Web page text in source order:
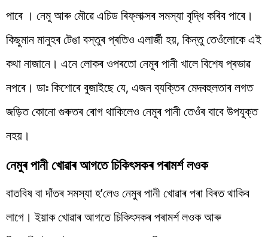
পাৰে । নেমু আৰু মৌৱে এচিড ৰিফ্লাক্সৰ সমস্যা বৃদ্ধি কৰিব পাৰে।
কিছুমান মানুহৰ টেঙা বস্তুৰ প্ৰতিও এলাৰ্জী হয়, কিন্তু তেওঁলোকে এই
কথা নাজানে। এনে লোকৰ ওপৰতো নেমুৰ পানী খালে বিশেষ প্ৰভাৱ
নপৰে। ডাঃ কিশোৰে বুজাইছে যে, এজন ব্যক্তিৰ মেদবহুলতাৰ লগত
জড়িত কোনো গুৰুতৰ ৰোগ থাকিলেও নেমুৰ পানী তেওঁৰ বাবে উপযুক্ত
নহয়।
নেমুৰ পানী খোৱাৰ আগতে চিকিৎসকৰ পৰামৰ্শ লওক
বাতবিষ বা দাঁতৰ সমস্যা হ’লেও নেমুৰ পানী খোৱাৰ পৰা বিৰত থাকিব
লাগে। ইয়াক খোৱাৰ আগতে চিকিৎসকৰ পৰামৰ্শ লওক আৰু